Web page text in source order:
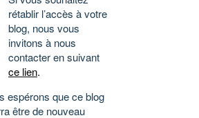
rétablir l’accès à votre
blog, nous vous
invitons à nous
contacter en suivant
ce lien.
espérons que ce blog
être de nouveau